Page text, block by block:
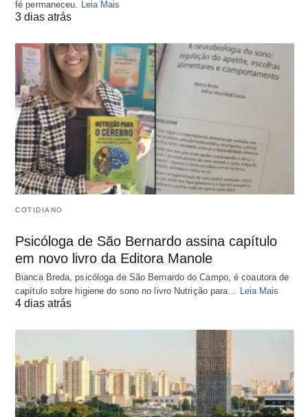
fé permaneceu. Leia Mais
3 dias atrás
COTIDIANO
Psicóloga de São Bernardo assina capítulo
em novo livro da Editora Manole
Bianca Breda, psicóloga de São Bernardo do Campo, é coautora de
capítulo sobre higiene do sono no livro Nutrição para… Leia Mais
4 dias atrás